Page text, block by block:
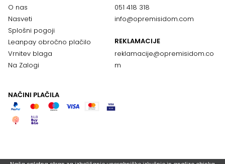
O nas
Nasveti
Splošni pogoji
Leanpay obročno plačilo
Vrnitev blaga
Na Zalogi
051 418 318
info@opremisidom.com
REKLAMACIJE
reklamacije@opremisidom.co
m
NAČINI PLAČILA